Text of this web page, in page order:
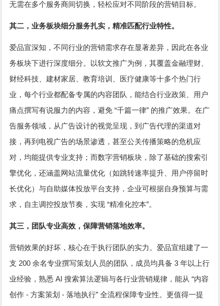
无需在多个服务商间切换，轻松应对不同阶段的营销目标。
其二，业务板块细分服务扎实，精准匹配行业特性。
爱品宣深知，不同行业的营销需求存在显著差异，因此在各业
务板块下进行深度细分。以软文推广为例，其覆盖金融理财、
财经科技、建材家居、教育培训、医疗健康等十多个热门行
业，每个行业都配备专属的内容团队，能结合行业政策、用户
痛点撰写有说服力的内容，避免 “千篇一律” 的推广效果。在广
告服务领域，从广告设计的视觉呈现，到广告代理的渠道对
接，再到电视广告的场景渗透，甚至公关传播策略的危机应
对，均能提供专业支持；而数字营销板块，除了基础的搜索引
擎优化，还涵盖网站流量优化（如跳转速率提升、用户停留时
长优化）与自助媒体投放平台支持，企业可根据自身预算与需
求，自主调控投放节奏，实现“精准化控本”。
其三，团队专业高效，保障营销落地效率。
营销效果的好坏，核心在于执行团队的实力。爱品宣组建了一
支 200余名专业撰写策划人员的团队，成员均具备3年以上行
业经验，熟悉AI搜索算法逻辑与各行业营销规律，能从“内容
创作-方案策划-落地执行”全流程保障专业性。更值得一提